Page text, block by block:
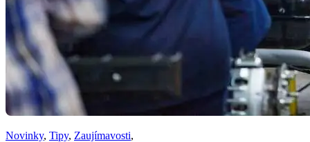
Novinky, Tipy, Zaujímavosti,